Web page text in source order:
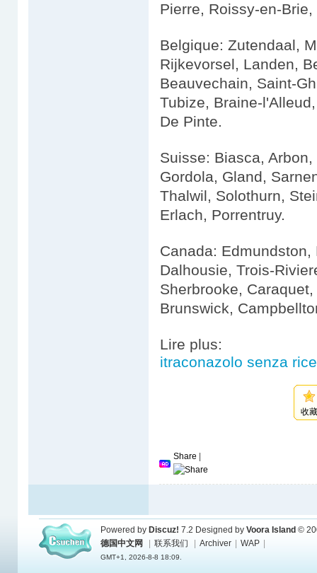
Pierre, Roissy-en-
Belgique: Zutendaal,
Rijkevorsel, Landen,
Beauvechain, Saint-
Tubize, Braine-
De Pinte.
Suisse: Biasca,
Gordola, Gland,
Thalwil, Solothurn,
Erlach, Porrentruy.
Canada:
Dalhousie, Trois-
Sherbrooke,
Brunswick,
Lire plus:
itraconazolo senza
收
Share
Powered by Discuz! 7.2 Designed by Voora Island ©
德国中文网
联系我们 Archiver WAP
GMT+1, 2026-8-8 18:09.